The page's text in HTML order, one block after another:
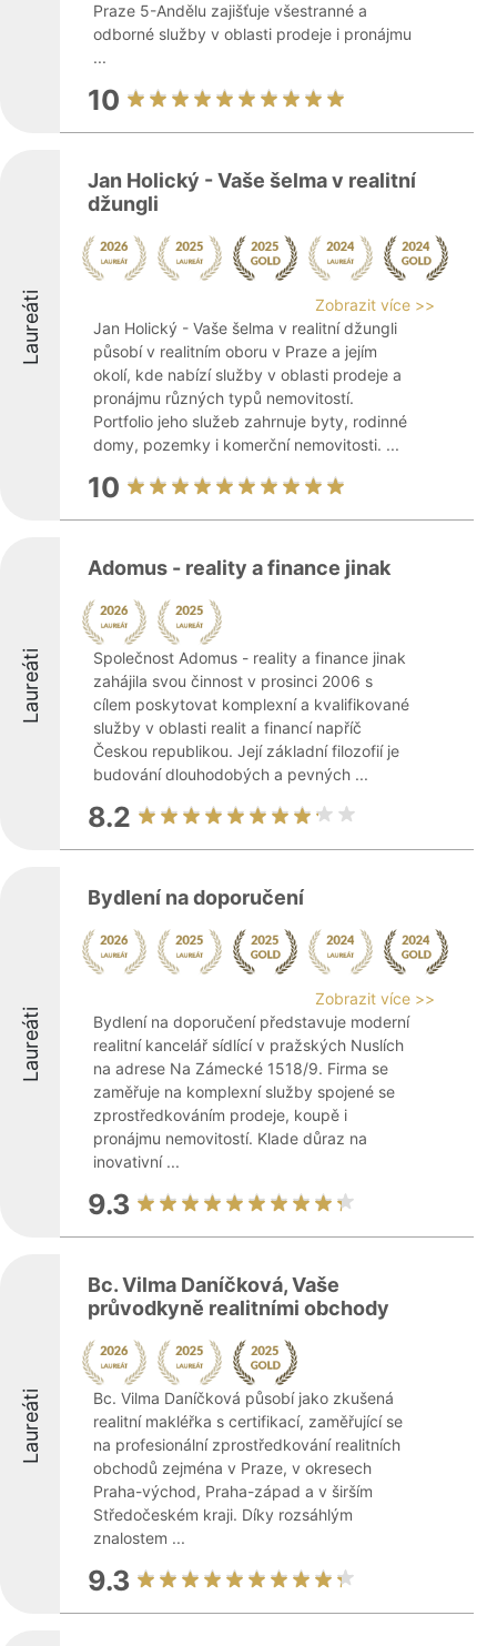
Praze 5-Andělu zajišťuje všestranné a
odborné služby v oblasti prodeje i pronájmu
...
10
Laureáti
Jan Holický - Vaše šelma v realitní
džungli
Zobrazit více >>
Jan Holický - Vaše šelma v realitní džungli
působí v realitním oboru v Praze a jejím
okolí, kde nabízí služby v oblasti prodeje a
pronájmu různých typů nemovitostí.
Portfolio jeho služeb zahrnuje byty, rodinné
domy, pozemky i komerční nemovitosti. ...
10
Laureáti
Adomus - reality a finance jinak
Společnost Adomus - reality a finance jinak
zahájila svou činnost v prosinci 2006 s
cílem poskytovat komplexní a kvalifikované
služby v oblasti realit a financí napříč
Českou republikou. Její základní filozofií je
budování dlouhodobých a pevných ...
8.2
Laureáti
Bydlení na doporučení
Zobrazit více >>
Bydlení na doporučení představuje moderní
realitní kancelář sídlící v pražských Nuslích
na adrese Na Zámecké 1518/9. Firma se
zaměřuje na komplexní služby spojené se
zprostředkováním prodeje, koupě i
pronájmu nemovitostí. Klade důraz na
inovativní ...
9.3
Laureáti
Bc. Vilma Daníčková, Vaše
průvodkyně realitními obchody
Bc. Vilma Daníčková působí jako zkušená
realitní makléřka s certifikací, zaměřující se
na profesionální zprostředkování realitních
obchodů zejména v Praze, v okresech
Praha-východ, Praha-západ a v širším
Středočeském kraji. Díky rozsáhlým
znalostem ...
9.3